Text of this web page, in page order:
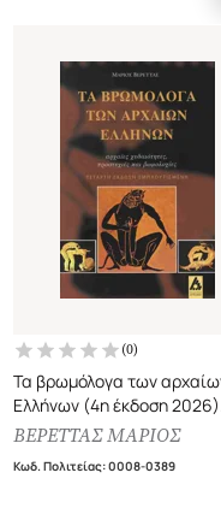
(0)
Τα βρωμόλογα των
Ελλήνων (4η έκδοση 2026)
Αρχαίες χυδαιότητες,
ΒΕΡΕΤΤΑΣ ΜΑΡΙΟΣ
Κωδ. Πολιτείας:0008-0389